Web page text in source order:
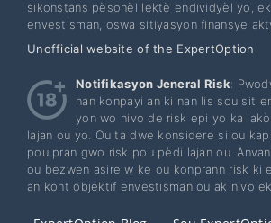
sikonstans pèsonèl lektè endividyèl yo,
envestisman, oswa sitiyasyon finansye
Unofficial website of the ExpertOption
Notifikasyon Jeneral Risk:
nan konpayi an ki nan lis sou sit
yon wo nivo de risk epi yo ka
lajan ou yo. Ou ta dwe konsidere si ou
pou pran gwo risk pou pèdi lajan ou.
ou bezwen asire w ke ou konprann risk ki
an kont objektif envestisman ou ak nivo